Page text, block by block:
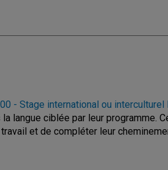
- Stage international ou interculturel I
langue ciblée par leur programme.
et de compléter leur